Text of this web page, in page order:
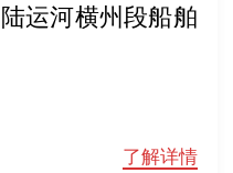
运河横州段船舶
了解详情